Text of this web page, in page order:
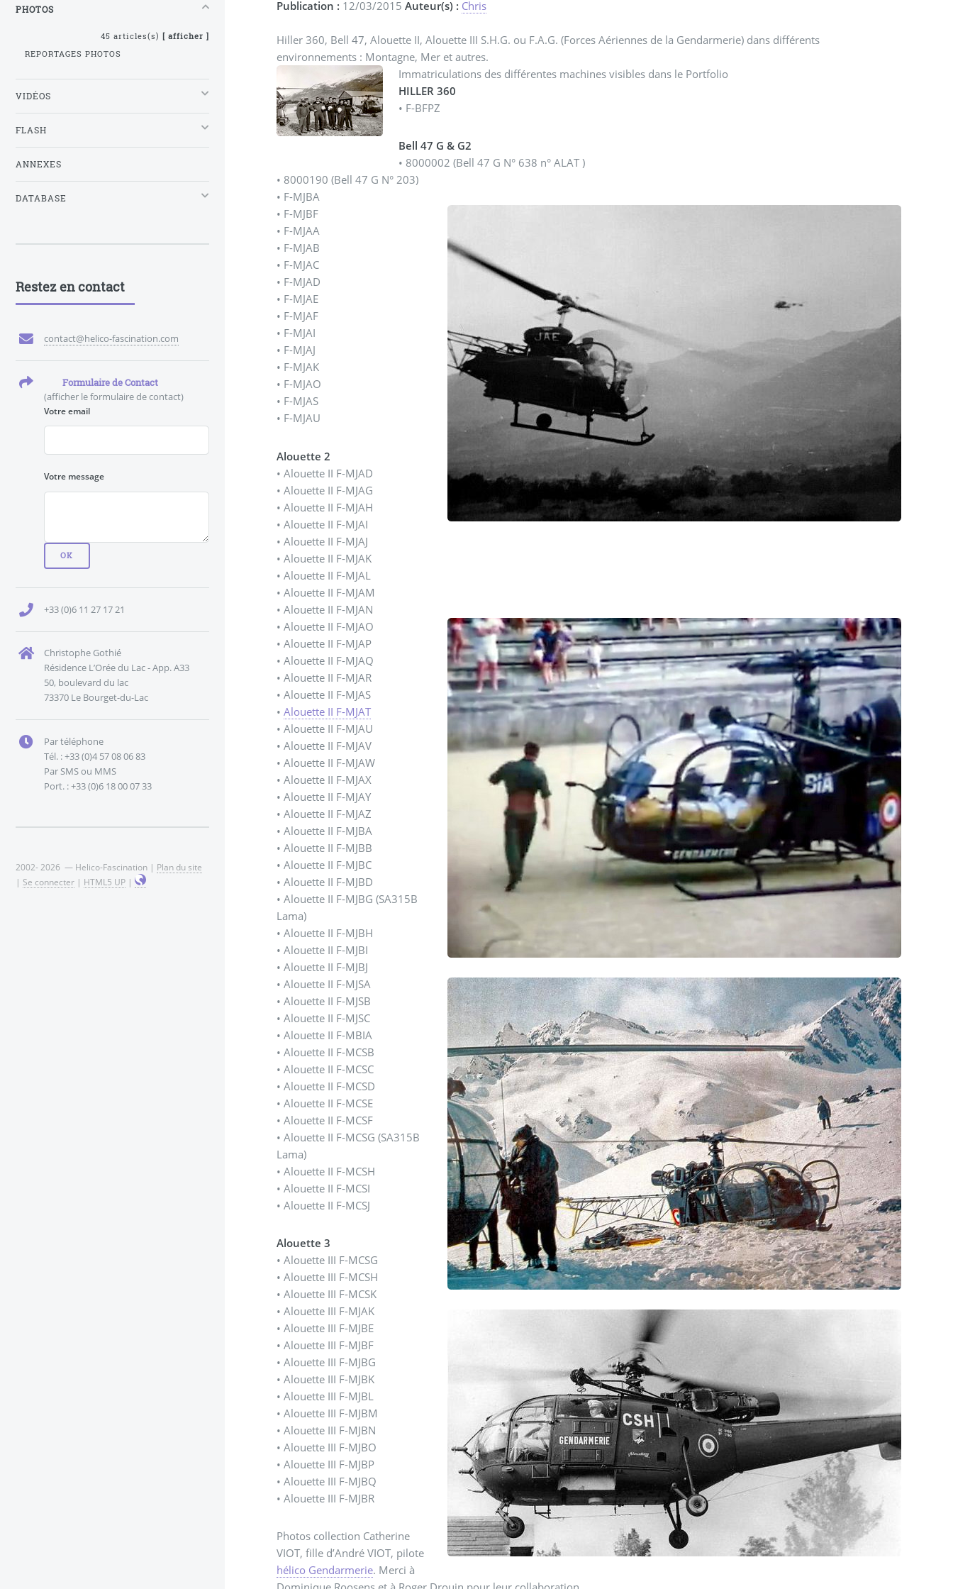
Publication : 12/03/2015Auteur(s) : Chris
Hiller 360, Bell 47, Alouette II, Alouette III S.H.G. ou F.A.G. (Forces Aériennes de la Gendarmerie) dans différents
environnements : Montagne, Mer et autres.
Immatriculations des différentes machines visibles dans le Portfolio
HILLER 360
• F-BFPZ
Bell 47 G & G2
• 8000002 (Bell 47 G N° 638 n° ALAT )
• 8000190 (Bell 47 G N° 203)
• F-MJBA
• F-MJBF
• F-MJAA
• F-MJAB
• F-MJAC
• F-MJAD
• F-MJAE
• F-MJAF
• F-MJAI
• F-MJAJ
• F-MJAK
• F-MJAO
• F-MJAS
• F-MJAU
Alouette 2
• Alouette II F-MJAD
• Alouette II F-MJAG
• Alouette II F-MJAH
• Alouette II F-MJAI
• Alouette II F-MJAJ
• Alouette II F-MJAK
• Alouette II F-MJAL
• Alouette II F-MJAM
• Alouette II F-MJAN
• Alouette II F-MJAO
• Alouette II F-MJAP
• Alouette II F-MJAQ
• Alouette II F-MJAR
• Alouette II F-MJAS
•Alouette II F-MJAT
• Alouette II F-MJAU
• Alouette II F-MJAV
• Alouette II F-MJAW
• Alouette II F-MJAX
• Alouette II F-MJAY
• Alouette II F-MJAZ
• Alouette II F-MJBA
• Alouette II F-MJBB
• Alouette II F-MJBC
• Alouette II F-MJBD
• Alouette II F-MJBG (SA315B
Lama)
• Alouette II F-MJBH
• Alouette II F-MJBI
• Alouette II F-MJBJ
• Alouette II F-MJSA
• Alouette II F-MJSB
• Alouette II F-MJSC
• Alouette II F-MBIA
• Alouette II F-MCSB
• Alouette II F-MCSC
• Alouette II F-MCSD
• Alouette II F-MCSE
• Alouette II F-MCSF
• Alouette II F-MCSG (SA315B
Lama)
• Alouette II F-MCSH
• Alouette II F-MCSI
• Alouette II F-MCSJ
Alouette 3
• Alouette III F-MCSG
• Alouette III F-MCSH
• Alouette III F-MCSK
• Alouette III F-MJAK
• Alouette III F-MJBE
• Alouette III F-MJBF
• Alouette III F-MJBG
• Alouette III F-MJBK
• Alouette III F-MJBL
• Alouette III F-MJBM
• Alouette III F-MJBN
• Alouette III F-MJBO
• Alouette III F-MJBP
• Alouette III F-MJBQ
• Alouette III F-MJBR
Photos collection Catherine
VIOT, fille d’André VIOT, pilote
hélico Gendarmerie. Merci à
PHOTOS
45 articles(s) [ afficher ]
REPORTAGES PHOTOS
VIDÉOS
FLASH
ANNEXES
DATABASE
Restez en contact
contact@helico-fascination.com
Formulaire de Contact
(afficher le formulaire de contact)
Votre email
Votre message
+33 (0)6 11 27 17 21
Christophe Gothié
Résidence L’Orée du Lac - App. A33
50, boulevard du lac
73370 Le Bourget-du-Lac
Par téléphone
Tél. : +33 (0)4 57 08 06 83
Par SMS ou MMS
Port. : +33 (0)6 18 00 07 33
2002- 2026 — Helico-Fascination | Plan du site
| Se connecter | HTML5 UP |